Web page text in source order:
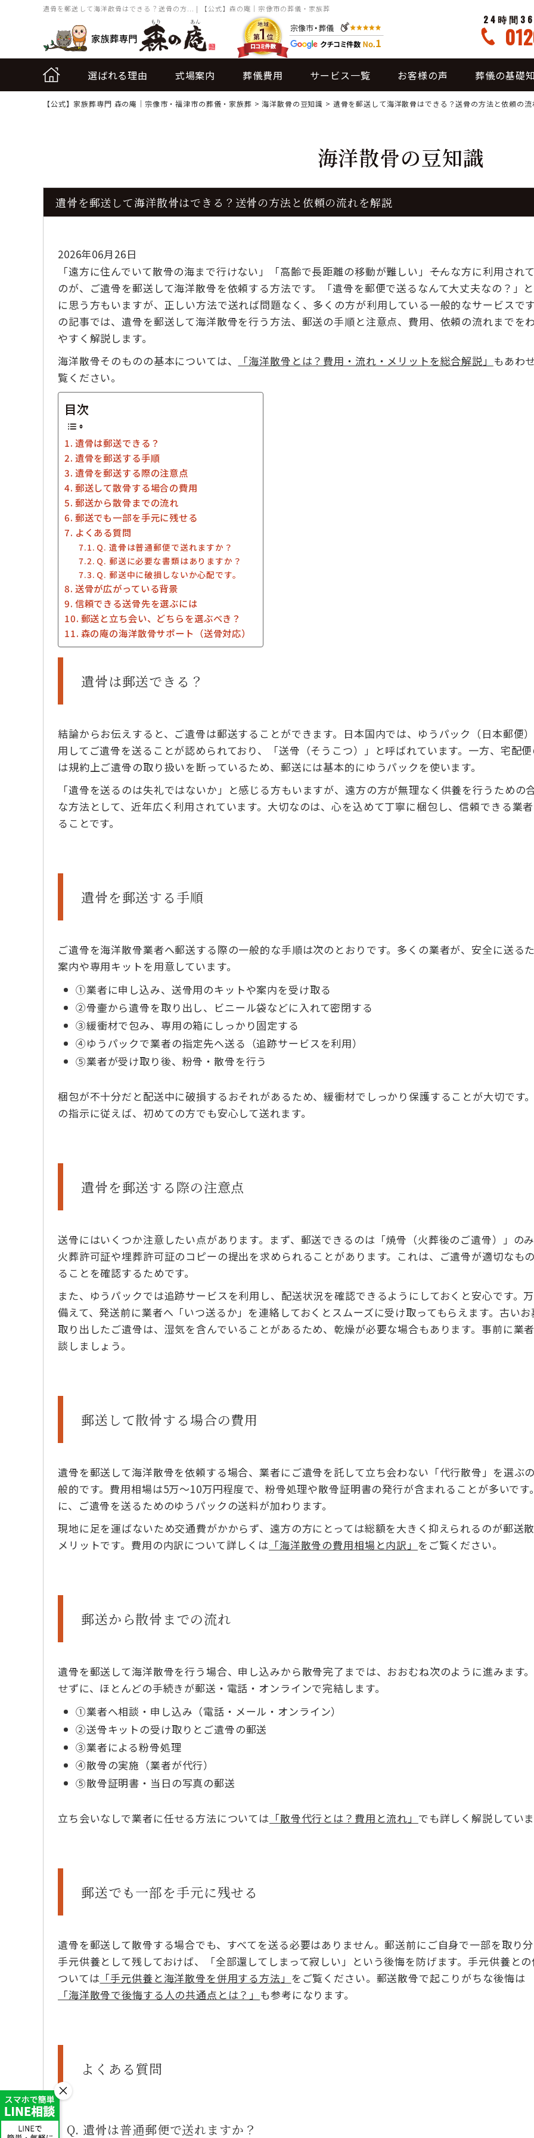
遺骨を郵送して海洋散骨はできる？送骨の方... | 【公式】森の庵｜宗像市の葬儀・家族葬
24時間
選ばれる理由 式場案内 葬儀費用 サービス一覧 お客様の声 葬儀の基礎
×
【公式】家族葬専門 森の庵｜宗像市・福津市の葬儀・家族葬 >海洋散骨の豆知識 > 遺骨を郵送して海洋散骨はできる？送骨の方法と依頼の流
海洋散骨の豆知識
遺骨を郵送して海洋散骨はできる？送骨の方法と依頼の流れを解説
2026年06月26日
「遠方に住んでいて散骨の海まで行けない」「高齢で長距離の移動が難しい」――そんな方に利用され
のが、ご遺骨を郵送して海洋散骨を依頼する方法です。「遺骨を郵便で送るなんて大丈夫なの？」
に思う方もいますが、正しい方法で送れば問題なく、多くの方が利用している一般的なサービスで
の記事では、遺骨を郵送して海洋散骨を行う方法、郵送の手順と注意点、費用、依頼の流れまでを
やすく解説します。
海洋散骨そのものの基本については、
「海洋散骨とは？費用・流れ・メリットを総合解説」 もあわ
覧ください。
目次
遺骨は郵送できる？
遺骨を郵送する手順
遺骨を郵送する際の注意点
郵送して散骨する場合の費用
郵送から散骨までの流れ
郵送でも一部を手元に残せる
よくある質問
Q. 遺骨は普通郵便で送れますか？
Q. 郵送に必要な書類はありますか？
Q. 郵送中に破損しないか心配です。
送骨が広がっている背景
信頼できる送骨先を選ぶには
郵送と立ち会い、どちらを選ぶべき？
森の庵の海洋散骨サポート（送骨対応）
遺骨は郵送できる？
結論からお伝えすると、ご遺骨は郵送することができます。日本国内では、ゆうパック（日本郵便
用してご遺骨を送ることが認められており、「送骨（そうこつ）」と呼ばれています。一方、宅配便
は規約上ご遺骨の取り扱いを断っているため、郵送には基本的にゆうパックを使います。
「遺骨を送るのは失礼ではないか」と感じる方もいますが、遠方の方が無理なく供養を行うための
な方法として、近年広く利用されています。大切なのは、心を込めて丁寧に梱包し、信頼できる業
ることです。
遺骨を郵送する手順
ご遺骨を海洋散骨業者へ郵送する際の一般的な手順は次のとおりです。多くの業者が、安全に送る
案内や専用キットを用意しています。
①業者に申し込み、送骨用のキットや案内を受け取る
②骨壷から遺骨を取り出し、ビニール袋などに入れて密閉する
③緩衝材で包み、専用の箱にしっかり固定する
④ゆうパックで業者の指定先へ送る（追跡サービスを利用）
⑤業者が受け取り後、粉骨・散骨を行う
梱包が不十分だと配送中に破損するおそれがあるため、緩衝材でしっかり保護することが大切です
の指示に従えば、初めての方でも安心して送れます。
遺骨を郵送する際の注意点
送骨にはいくつか注意したい点があります。まず、郵送できるのは「焼骨（火葬後のご遺骨）」のみ
火葬許可証や埋葬許可証のコピーの提出を求められることがあります。これは、ご遺骨が適切なも
ることを確認するためです。
また、ゆうパックでは追跡サービスを利用し、配送状況を確認できるようにしておくと安心です。
備えて、発送前に業者へ「いつ送るか」を連絡しておくとスムーズに受け取ってもらえます。古いお
取り出したご遺骨は、湿気を含んでいることがあるため、乾燥が必要な場合もあります。事前に業
談しましょう。
郵送して散骨する場合の費用
遺骨を郵送して海洋散骨を依頼する場合、業者にご遺骨を託して立ち会わない「代行散骨」を選ぶ
般的です。費用相場は5万〜10万円程度で、粉骨処理や散骨証明書の発行が含まれることが多いです
に、ご遺骨を送るためのゆうパックの送料が加わります。
現地に足を運ばないため交通費がかからず、遠方の方にとっては総額を大きく抑えられるのが郵送
メリットです。費用の内訳について詳しくは 「海洋散骨の費用相場と内訳」 をご覧ください。
郵送から散骨までの流れ
遺骨を郵送して海洋散骨を行う場合、申し込みから散骨完了までは、おおむね次のように進みます
せずに、ほとんどの手続きが郵送・電話・オンラインで完結します。
①業者へ相談・申し込み（電話・メール・オンライン）
②送骨キットの受け取りとご遺骨の郵送
③業者による粉骨処理
④散骨の実施（業者が代行）
⑤散骨証明書・当日の写真の郵送
立ち会いなしで業者に任せる方法については 「散骨代行とは？費用と流れ」 でも詳しく解説していま
郵送でも一部を手元に残せる
遺骨を郵送して散骨する場合でも、すべてを送る必要はありません。郵送前にご自身で一部を取り
手元供養として残しておけば、「全部還してしまって寂しい」という後悔を防げます。手元供養との
ついては 「手元供養と海洋散骨を併用する方法」 をご覧ください。郵送散骨で起こりがちな後悔は
「海洋散骨で後悔する人の共通点とは？」 も参考になります。
よくある質問
Q. 遺骨は普通郵便で送れますか？